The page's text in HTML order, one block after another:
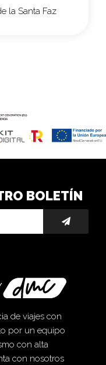
la Santa Faz
BOLETÍN
de viajes con
por un equipo
con alta
con nosotros